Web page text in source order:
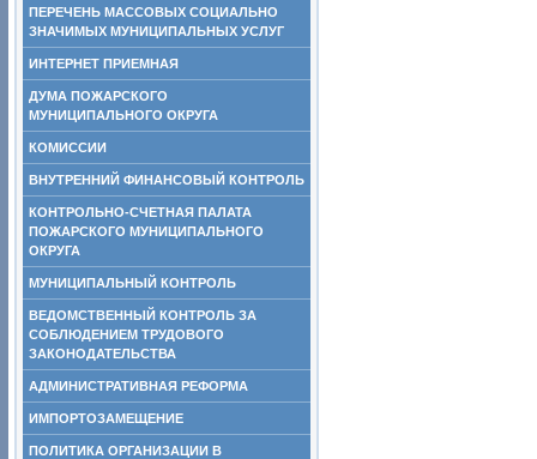
ПЕРЕЧЕНЬ МАССОВЫХ СОЦИАЛЬНО
ЗНАЧИМЫХ МУНИЦИПАЛЬНЫХ УСЛУГ
ИНТЕРНЕТ ПРИЕМНАЯ
ДУМА ПОЖАРСКОГО
МУНИЦИПАЛЬНОГО ОКРУГА
КОМИССИИ
ВНУТРЕННИЙ ФИНАНСОВЫЙ КОНТРОЛЬ
КОНТРОЛЬНО-СЧЕТНАЯ ПАЛАТА
ПОЖАРСКОГО МУНИЦИПАЛЬНОГО
ОКРУГА
МУНИЦИПАЛЬНЫЙ КОНТРОЛЬ
ВЕДОМСТВЕННЫЙ КОНТРОЛЬ ЗА
СОБЛЮДЕНИЕМ ТРУДОВОГО
ЗАКОНОДАТЕЛЬСТВА
АДМИНИСТРАТИВНАЯ РЕФОРМА
ИМПОРТОЗАМЕЩЕНИЕ
ПОЛИТИКА ОРГАНИЗАЦИИ В